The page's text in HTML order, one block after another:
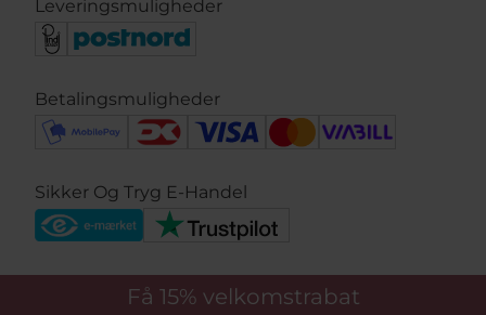
Leveringsmuligheder
Betalingsmuligheder
Sikker Og Tryg E-Handel
Få 15% velkomstrabat